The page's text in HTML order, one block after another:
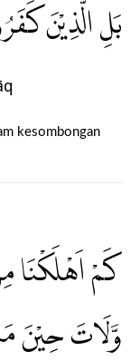
بَلِ الَّذِيْنَ
kesombongan
كَمْ اَهْلَكْنَا
وَّلَاتَ حِيْنَ